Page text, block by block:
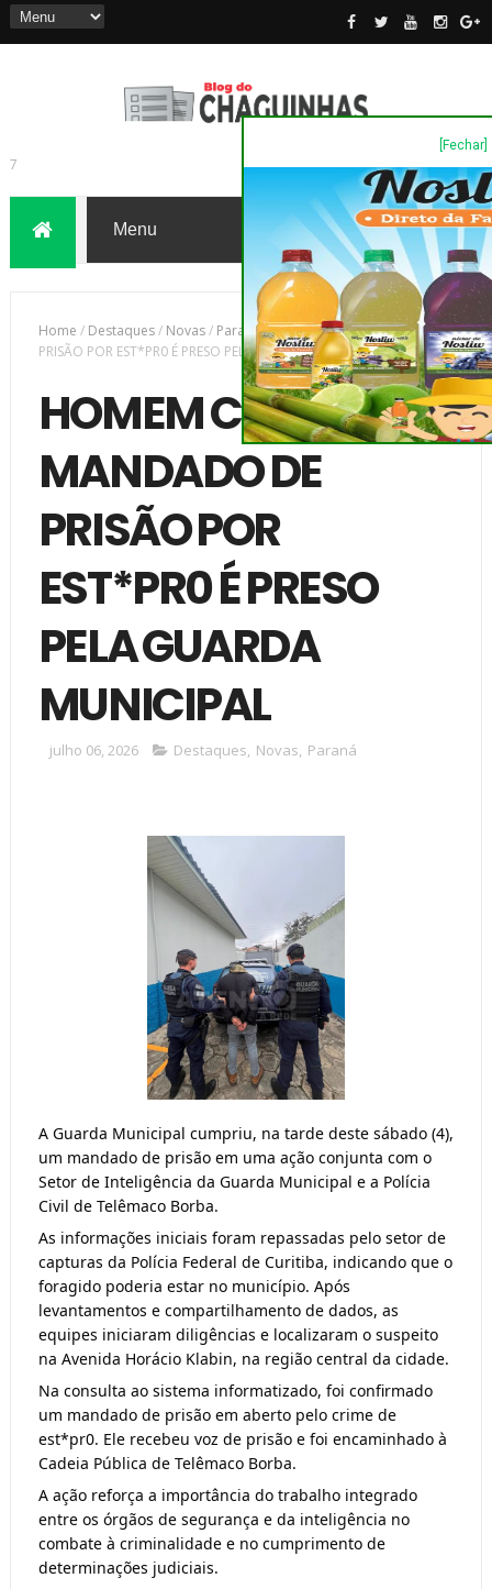
[Fechar]
7
Home / Destaques/ Novas/ Paraná/HOMEM COM MANDADO DE
PRISÃO POR EST*PR0 É PRESO PELA GUARDA MUNICIPAL
HOMEM COM
MANDADO DE
PRISÃO POR
EST*PR0 É PRESO
PELA GUARDA
MUNICIPAL
julho 06, 2026 Destaques, Novas, Paraná
A Guarda Municipal cumpriu, na tarde deste sábado (4),
um mandado de prisão em uma ação conjunta com o
Setor de Inteligência da Guarda Municipal e a Polícia
Civil de Telêmaco Borba.
As informações iniciais foram repassadas pelo setor de
capturas da Polícia Federal de Curitiba, indicando que o
foragido poderia estar no município. Após
levantamentos e compartilhamento de dados, as
equipes iniciaram diligências e localizaram o suspeito
na Avenida Horácio Klabin, na região central da cidade.
Na consulta ao sistema informatizado, foi confirmado
um mandado de prisão em aberto pelo crime de
est*pr0. Ele recebeu voz de prisão e foi encaminhado à
Cadeia Pública de Telêmaco Borba.
A ação reforça a importância do trabalho integrado
entre os órgãos de segurança e da inteligência no
combate à criminalidade e no cumprimento de
determinações judiciais.